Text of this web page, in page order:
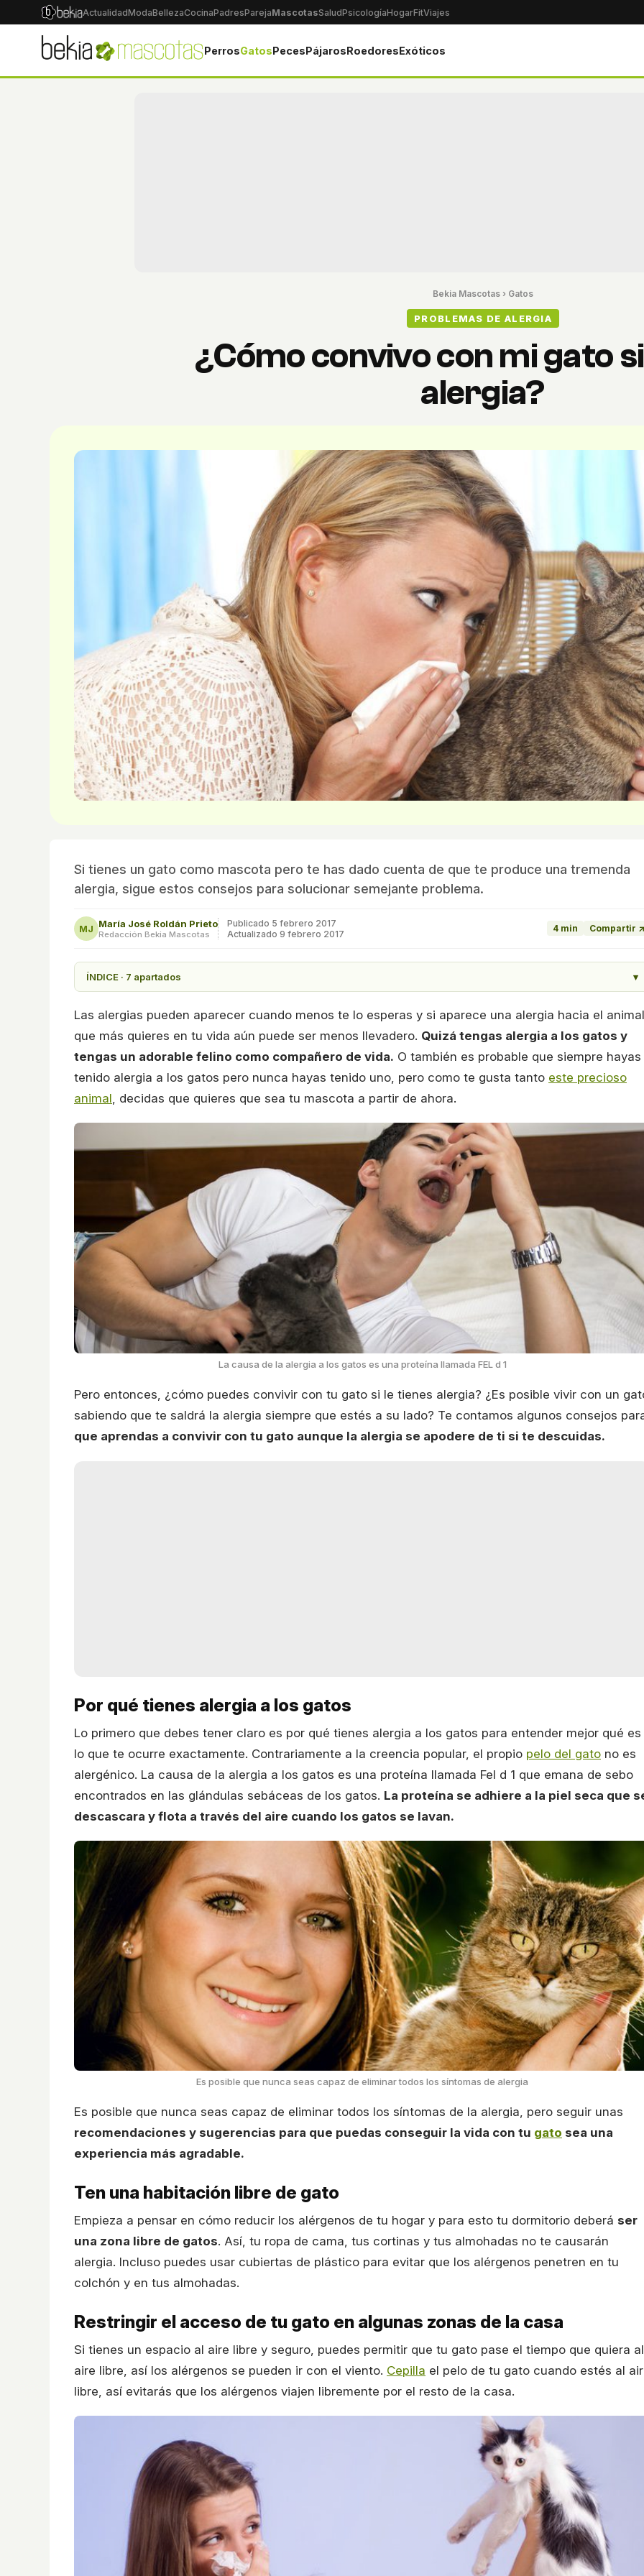
ActualidadModaBellezaCocinaPadresParejaMascotasSaludPsicologíaHogarFitViajes
PerrosGatosPecesPájarosRoedoresExóticos
Bekia Mascotas › Gatos
PROBLEMAS DE ALERGIA
¿Cómo convivo con mi gato
alergia?
Si tienes un gato como mascota pero te has dado cuenta de que te produce una tremenda
alergia, sigue estos consejos para solucionar semejante problema.
MJ María José Roldán Prieto
Redacción Bekia Mascotas
Publicado 5 febrero 2017
Actualizado 9 febrero 2017
4 min Compartir ↗
ÍNDICE · 7 apartados ▾
Las alergias pueden aparecer cuando menos te lo esperas y si aparece una alergia hacia el animal
que más quieres en tu vida aún puede ser menos llevadero. Quizá tengas alergia a los gatos y
tengas un adorable felino como compañero de vida. O también es probable que siempre hayas
tenido alergia a los gatos pero nunca hayas tenido uno, pero como te gusta tanto este precioso
animal , decidas que quieres que sea tu mascota a partir de ahora.
La causa de la alergia a los gatos es una proteína llamada FEL d 1
Pero entonces, ¿cómo puedes convivir con tu gato si le tienes alergia? ¿Es posible vivir con un
sabiendo que te saldrá la alergia siempre que estés a su lado? Te contamos algunos consejos
que aprendas a convivir con tu gato aunque la alergia se apodere de ti si te descuidas.
Por qué tienes alergia a los gatos
Lo primero que debes tener claro es por qué tienes alergia a los gatos para entender mejor qué es
lo que te ocurre exactamente. Contrariamente a la creencia popular, el propio pelo del gato no es
alergénico. La causa de la alergia a los gatos es una proteína llamada Fel d 1 que emana de sebo
encontrados en las glándulas sebáceas de los gatos. La proteína se adhiere a la piel seca que
descascara y flota a través del aire cuando los gatos se lavan.
Es posible que nunca seas capaz de eliminar todos los síntomas de alergia
Es posible que nunca seas capaz de eliminar todos los síntomas de la alergia, pero seguir unas
recomendaciones y sugerencias para que puedas conseguir la vida con tu gato sea una
experiencia más agradable.
Ten una habitación libre de gato
Empieza a pensar en cómo reducir los alérgenos de tu hogar y para esto tu dormitorio deberá ser
una zona libre de gatos. Así, tu ropa de cama, tus cortinas y tus almohadas no te causarán
alergia. Incluso puedes usar cubiertas de plástico para evitar que los alérgenos penetren en tu
colchón y en tus almohadas.
Restringir el acceso de tu gato en algunas zonas de la casa
Si tienes un espacio al aire libre y seguro, puedes permitir que tu gato pase el tiempo que quiera al
aire libre, así los alérgenos se pueden ir con el viento. Cepilla el pelo de tu gato cuando estés al
libre, así evitarás que los alérgenos viajen libremente por el resto de la casa.